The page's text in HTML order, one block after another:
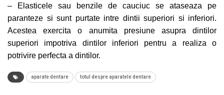
– Elasticele sau benzile de cauciuc se ataseaza pe
paranteze si sunt purtate intre dintii superiori si inferiori.
Acestea exercita o anumita presiune asupra dintilor
superiori impotriva dintilor inferiori pentru a realiza o
potrivire perfecta a dintilor.
aparate dentare totul despre aparatele dentare